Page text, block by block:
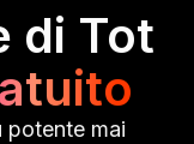
di Tot
potente mai